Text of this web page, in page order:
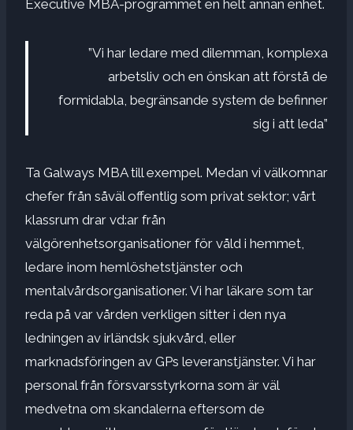
Executive MBA-programmet en helt annan enhet.
”Vi har ledare med dilemman, komplexa
arbetsliv och en önskan att förstå de
formidabla, begränsande system de befinner
sig i att leda”
Ta Galways MBA till exempel. Medan vi välkomnar
chefer från såväl offentlig som privat sektor; vårt
klassrum drar vd:ar från
välgörenhetsorganisationer för våld i hemmet,
ledare inom hemlöshetstjänster och
mentalvårdsorganisationer. Vi har läkare som tar
reda på var vården verkligen sitter i den nya
ledningen av irländsk sjukvård, eller
marknadsföringen av GPs leveranstjänster. Vi har
personal från försvarsstyrkorna som är väl
medvetna om skandalerna eftersom de